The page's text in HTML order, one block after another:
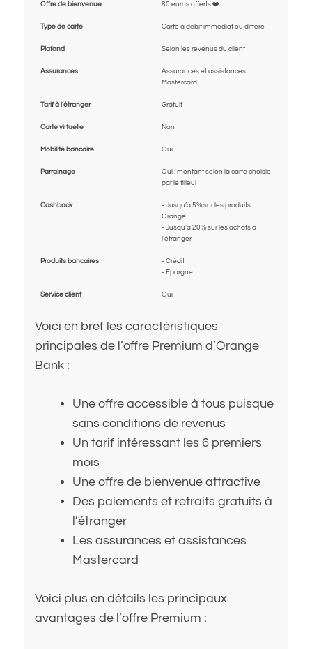
Offre de bienvenue 80 euros offerts ❤️
Type de carte Carte à débit immédiat ou différé
Plafond Selon les revenus du client
Assurances
Assurances et assistances
Mastercard
Tarif à l’étranger Gratuit
Carte virtuelle Non
Mobilité bancaire Oui
Parrainage
Oui : montant selon la carte choisie
par le filleul
Cashback
- Jusqu’à 5% sur les produits
Orange
- Jusqu'à 20% sur les achats à
l’étranger
Produits bancaires
- Crédit
- Epargne
Service client Oui
Voici en bref les caractéristiques
principales de l’offre Premium d’Orange
Bank :
Une offre accessible à tous puisque
sans conditions de revenus
Un tarif intéressant les 6 premiers
mois
Une offre de bienvenue attractive
Des paiements et retraits gratuits à
l’étranger
Les assurances et assistances
Mastercard
Voici plus en détails les principaux
avantages de l’offre Premium :